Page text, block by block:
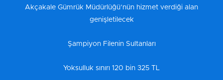
Akçakale Gümrük Müdürlüğü’nün hizmet verdiği alan
genişletilecek
Şampiyon Filenin Sultanları
Yoksulluk sınırı 120 bin 325 TL